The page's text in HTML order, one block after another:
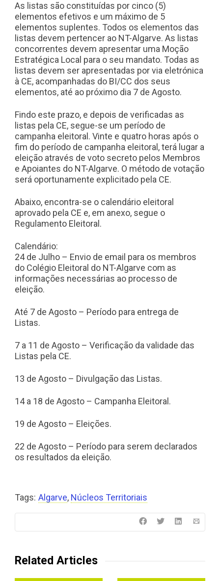
As listas são constituídas por cinco (5)
elementos efetivos e um máximo de 5
elementos suplentes. Todos os elementos das
listas devem pertencer ao NT-Algarve. As listas
concorrentes devem apresentar uma Moção
Estratégica Local para o seu mandato. Todas as
listas devem ser apresentadas por via eletrónica
à CE, acompanhadas do BI/CC dos seus
elementos, até ao próximo dia 7 de Agosto.
Findo este prazo, e depois de verificadas as
listas pela CE, segue-se um período de
campanha eleitoral. Vinte e quatro horas após o
fim do período de campanha eleitoral, terá lugar a
eleição através de voto secreto pelos Membros
e Apoiantes do NT-Algarve. O método de votação
será oportunamente explicitado pela CE.
Abaixo, encontra-se o calendário eleitoral
aprovado pela CE e, em anexo, segue o
Regulamento Eleitoral.
Calendário:
24 de Julho – Envio de email para os membros
do Colégio Eleitoral do NT-Algarve com as
informações necessárias ao processo de
eleição.
Até 7 de Agosto – Período para entrega de
Listas.
7 a 11 de Agosto – Verificação da validade das
Listas pela CE.
13 de Agosto – Divulgação das Listas.
14 a 18 de Agosto – Campanha Eleitoral.
19 de Agosto – Eleições.
22 de Agosto – Período para serem declarados
os resultados da eleição.
Tags: Algarve, Núcleos Territoriais
Related Articles